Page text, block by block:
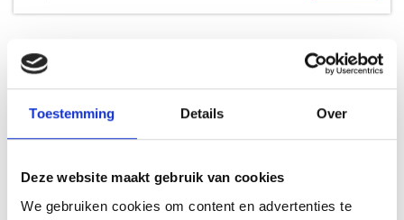
Toestemming Details Over
Deze website maakt gebruik van cookies
We gebruiken cookies om content en advertenties te
INSPIRATIE